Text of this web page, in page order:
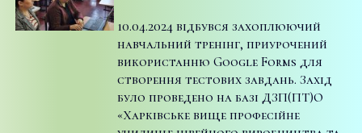
10.04.2024 відбувся захоплюючий
навчальний тренінг, приурочений
використанню Google Forms для
створення тестових завдань. Захід
було проведено на базі ДЗП(ПТ)О
«Харківське вище професійне